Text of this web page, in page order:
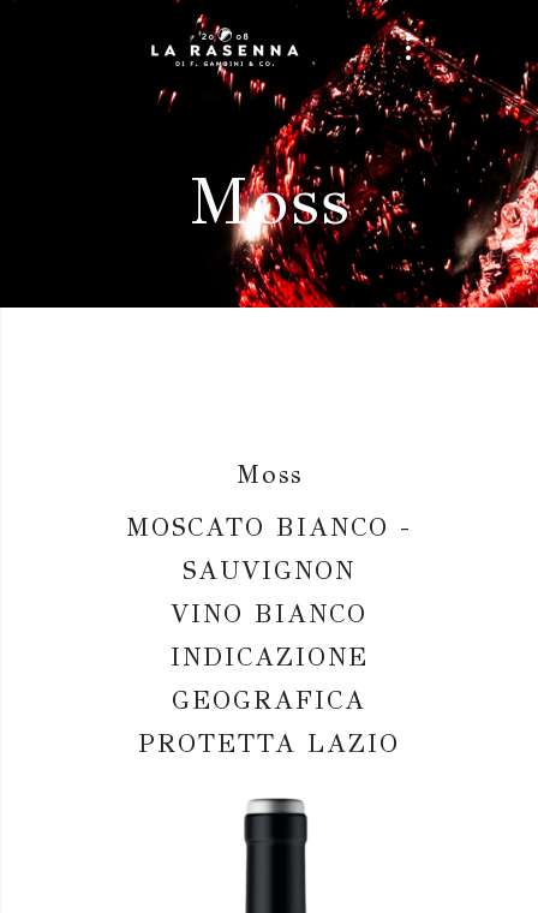
Moss
Moss
MOSCATO BIANCO -
SAUVIGNON
VINO BIANCO
INDICAZIONE
GEOGRAFICA
PROTETTA LAZIO